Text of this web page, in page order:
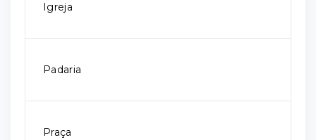
Igreja
Padaria
Praça